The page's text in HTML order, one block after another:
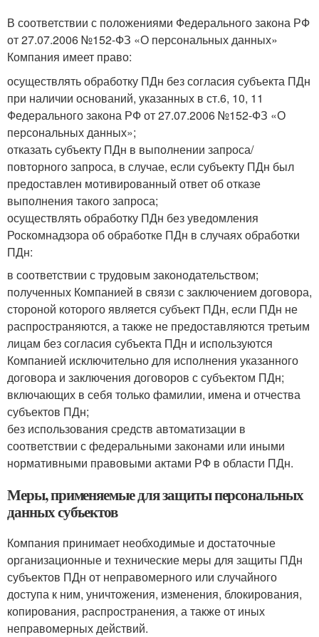
В соответствии с положениями Федерального закона РФ
от 27.07.2006 №152-ФЗ «О персональных данных»
Компания имеет право:
осуществлять обработку ПДн без согласия субъекта ПДн
при наличии оснований, указанных в ст.6, 10, 11
Федерального закона РФ от 27.07.2006 №152-ФЗ «О
персональных данных»;
отказать субъекту ПДн в выполнении запроса/
повторного запроса, в случае, если субъекту ПДн был
предоставлен мотивированный ответ об отказе
выполнения такого запроса;
осуществлять обработку ПДн без уведомления
Роскомнадзора об обработке ПДн в случаях обработки
ПДн:
в соответствии с трудовым законодательством;
полученных Компанией в связи с заключением договора,
стороной которого является субъект ПДн, если ПДн не
распространяются, а также не предоставляются третьим
лицам без согласия субъекта ПДн и используются
Компанией исключительно для исполнения указанного
договора и заключения договоров с субъектом ПДн;
включающих в себя только фамилии, имена и отчества
субъектов ПДн;
без использования средств автоматизации в
соответствии с федеральными законами или иными
нормативными правовыми актами РФ в области ПДн.
Меры, применяемые для защиты персональных
данных субъектов
Компания принимает необходимые и достаточные
организационные и технические меры для защиты ПДн
субъектов ПДн от неправомерного или случайного
доступа к ним, уничтожения, изменения, блокирования,
копирования, распространения, а также от иных
неправомерных действий.